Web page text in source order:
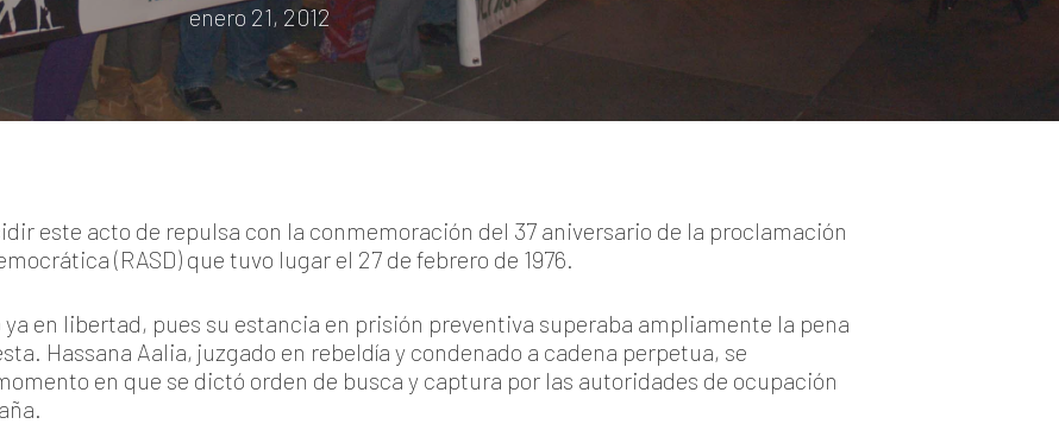
enero 21, 2012
este acto de repulsa con la conmemoración del 37 aniversario de la proclamación
(RASD) que tuvo lugar el 27 de febrero de 1976.
en libertad, pues su estancia en prisión preventiva superaba ampliamente la pena
Hassana Aalia, juzgado en rebeldía y condenado a cadena perpetua, se
en que se dictó orden de busca y captura por las autoridades de ocupación